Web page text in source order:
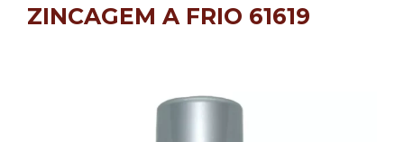
ZINCAGEM A FRIO 61619